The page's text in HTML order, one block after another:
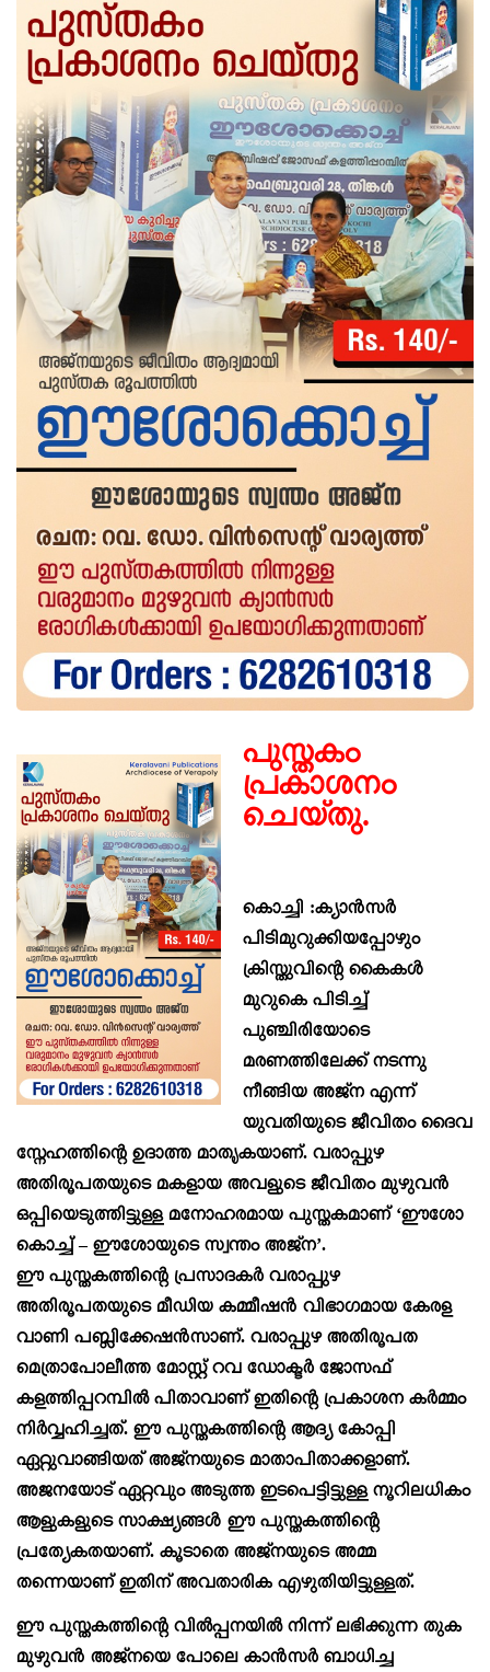
പുസ്തകം
പ്രകാശനം
ചെയ്തു.
കൊച്ചി :ക്യാൻസർ
പിടിമുറുക്കിയപ്പോഴും
ക്രിസ്തുവിന്റെ കൈകൾ
മുറുകെ പിടിച്ച്
പുഞ്ചിരിയോടെ
മരണത്തിലേക്ക് നടന്നു
നീങ്ങിയ അജ്ന എന്ന്
യുവതിയുടെ ജീവിതം ദൈവ
സ്നേഹത്തിന്റെ ഉദാത്ത മാതൃകയാണ്. വരാപ്പുഴ
അതിരൂപതയുടെ മകളായ അവളുടെ ജീവിതം മുഴുവൻ
ഒപ്പിയെടുത്തിട്ടുള്ള മനോഹരമായ പുസ്തകമാണ് ‘ഈശോ
കൊച്ച് – ഈശോയുടെ സ്വന്തം അജ്ന’.
ഈ പുസ്തകത്തിന്റെ പ്രസാദകർ വരാപ്പുഴ
അതിരൂപതയുടെ മീഡിയ കമ്മീഷൻ വിഭാഗമായ കേരള
വാണി പബ്ലിക്കേഷൻസാണ്. വരാപ്പുഴ അതിരൂപത
മെത്രാപോലീത്ത മോസ്റ്റ് റവ ഡോക്ടർ ജോസഫ്
കളത്തിപ്പറമ്പിൽ പിതാവാണ് ഇതിന്റെ പ്രകാശന കർമ്മം
നിർവ്വഹിച്ചത്. ഈ പുസ്തകത്തിന്റെ ആദ്യ കോപ്പി
ഏറ്റുവാങ്ങിയത് അജ്നയുടെ മാതാപിതാക്കളാണ്.
അജനയോട് ഏറ്റവും അടുത്ത ഇടപെട്ടിട്ടുള്ള നൂറിലധികം
ആളുകളുടെ സാക്ഷ്യങ്ങൾ ഈ പുസ്തകത്തിന്റെ
പ്രത്യേകതയാണ്. കൂടാതെ അജ്നയുടെ അമ്മ
തന്നെയാണ് ഇതിന് അവതാരിക എഴുതിയിട്ടുള്ളത്.
ഈ പുസ്തകത്തിന്റെ വിൽപ്പനയിൽ നിന്ന് ലഭിക്കുന്ന തുക
മുഴുവൻ അജ്നയെ പോലെ കാൻസർ ബാധിച്ച